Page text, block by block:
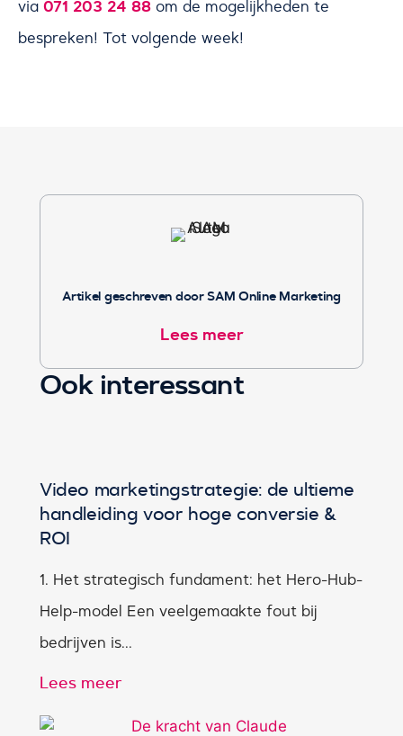
via 071 203 24 88 om de mogelijkheden te
bespreken! Tot volgende week!
Artikel geschreven door SAM Online Marketing
Lees meer
Ook interessant
Video marketingstrategie: de ultieme
handleiding voor hoge conversie &
ROI
1. Het strategisch fundament: het Hero-Hub-
Help-model Een veelgemaakte fout bij
bedrijven is...
Lees meer